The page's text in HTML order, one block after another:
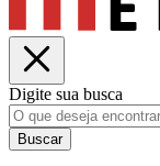
Digite sua busca
Buscar